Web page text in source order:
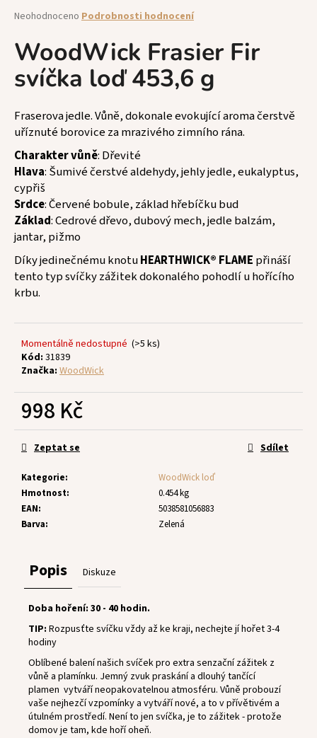
Průměrné
produktu
je
z
hvězdiček.
Neohodnoceno Podrobnosti hodnocení
WoodWick Frasier Fir
svíčka loď 453,6 g
Fraserova jedle. Vůně, dokonale evokující aroma čerstvě
uříznuté borovice za mrazivého zimního rána.
Charakter vůně: Dřevité
Hlava: Šumivé čerstvé aldehydy, jehly jedle, eukalyptus,
cypřiš
Srdce: Červené bobule, základ hřebíčku bud
Základ: Cedrové dřevo, dubový mech, jedle balzám,
jantar, pižmo
Díky jedinečnému knotuHEARTHWICK® FLAME přináší
tento typ svíčky zážitek dokonalého pohodlí u hořícího
krbu.
Momentálně nedostupné (>5 ks)
Kód: 31839
Značka: WoodWick
998 Kč
Měrná
cena:
Kategorie:
WoodWick loď
Hmotnost:
0.454 kg
EAN:
5038581056883
Barva: Zelená
Zeptat se Sdílet
Popis Diskuze
Doba hoření: 30 - 40 hodin.
TIP: Rozpusťte svíčku vždy až ke kraji, nechejte jí hořet 3-4
hodiny
Oblíbené balení našich svíček pro extra senzační zážitek z
vůně a plamínku. Jemný zvuk praskání a dlouhý tančící
plamen vytváří neopakovatelnou atmosféru. Vůně probouzí
vaše nejhezčí vzpomínky a vytváří nové, a to v přívětivém a
útulném prostředí. Není to jen svíčka, je to zážitek - protože
domov je tam, kde hoří oheň.
a
j
í
t
?
HLEDAT
D
o
p
o
r
č
e